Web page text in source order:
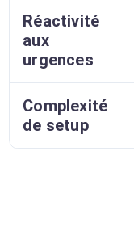
Réactivité
aux
urgences
Complexité
de setup